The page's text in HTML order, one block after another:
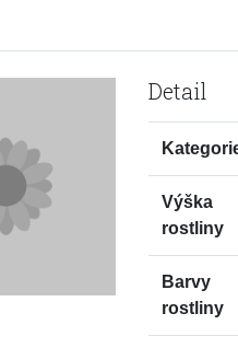
Detail
Výška
rostliny
Barvy
rostliny